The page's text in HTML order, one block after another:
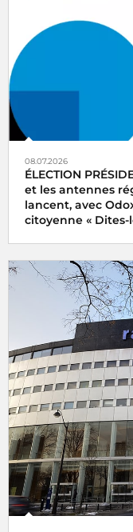
08.07.2026
ÉLECTION
et les antennes
lancent, avec
citoyenne « Dites-